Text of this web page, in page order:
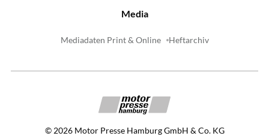
Media
Mediadaten Print & Online Heftarchiv
© 2026 Motor Presse Hamburg GmbH & Co. KG